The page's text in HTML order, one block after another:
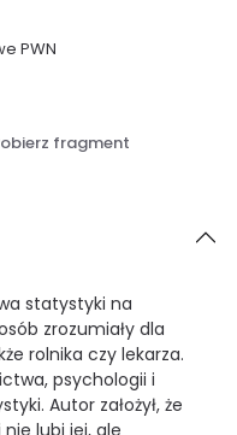
PWN
fragment
statystyki na
zrozumiały dla
rolnika czy lekarza.
psychologii i
Autor założył, że
lubi jej, ale